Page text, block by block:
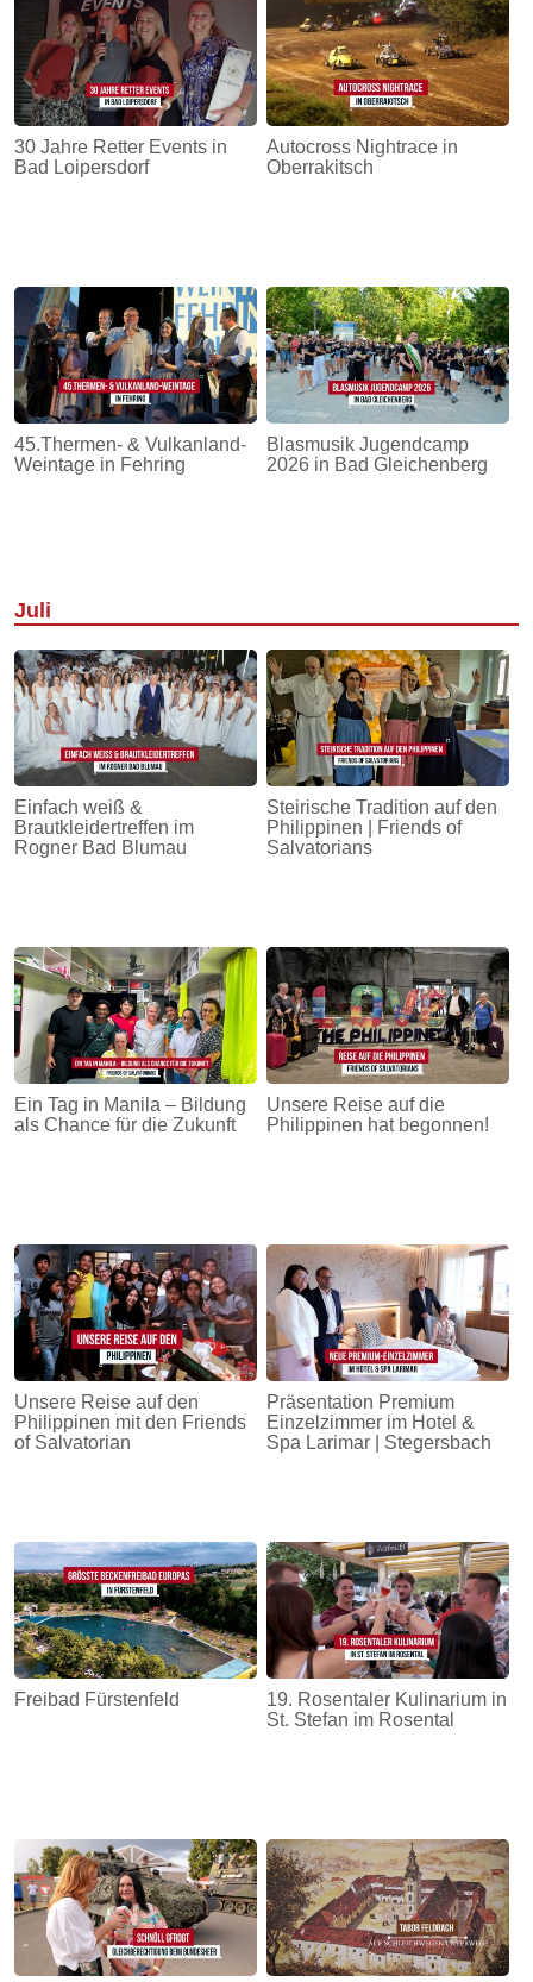
30 Jahre Retter Events in
Bad Loipersdorf
Autocross Nightrace in
Oberrakitsch
45.Thermen- & Vulkanland-
Weintage in Fehring
Blasmusik Jugendcamp
2026 in Bad Gleichenberg
Juli
Einfach weiß &
Brautkleidertreffen im
Rogner Bad Blumau
Steirische Tradition auf den
Philippinen | Friends of
Salvatorians
Ein Tag in Manila – Bildung
als Chance für die Zukunft
Unsere Reise auf die
Philippinen hat begonnen!
Unsere Reise auf den
Philippinen mit den Friends
of Salvatorian
Präsentation Premium
Einzelzimmer im Hotel &
Spa Larimar | Stegersbach
Freibad Fürstenfeld
19. Rosentaler Kulinarium in
St. Stefan im Rosental